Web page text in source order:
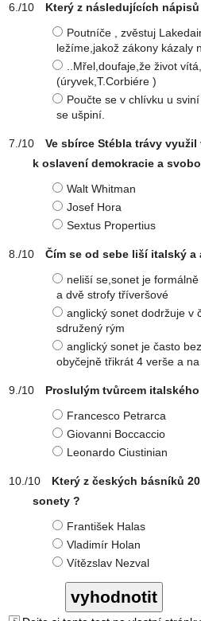
Který z následujících
Poutníče , zvěstuj
ležíme,jakož zákony kázaly
..Mřel,doufaje,že život
(úryvek,T.Corbiére )
Poučte se v chlívku u
se ušpiní.
Ve sbírce Stébla trávy
k oslavení demokracie a
Walt Whitman
Josef Hora
Sextus Propertius
Čím se od sebe liší italský
neliší se,sonet je
a dvě strofy tříveršové
anglický sonet dodržuje v
sdružený rým
anglický sonet je často
obyčejně třikrát 4 verše a
Proslulým tvůrcem
Francesco Petrarca
Giovanni Boccaccio
Leonardo Ciustinian
Který z českých básníků
sonety ?
František Halas
Vladimír Holan
Vítězslav Nezval